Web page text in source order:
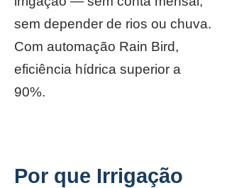
sem depender de rios ou chuva.
Com automação Rain Bird,
eficiência hídrica superior a
90%.
Por que Irrigação